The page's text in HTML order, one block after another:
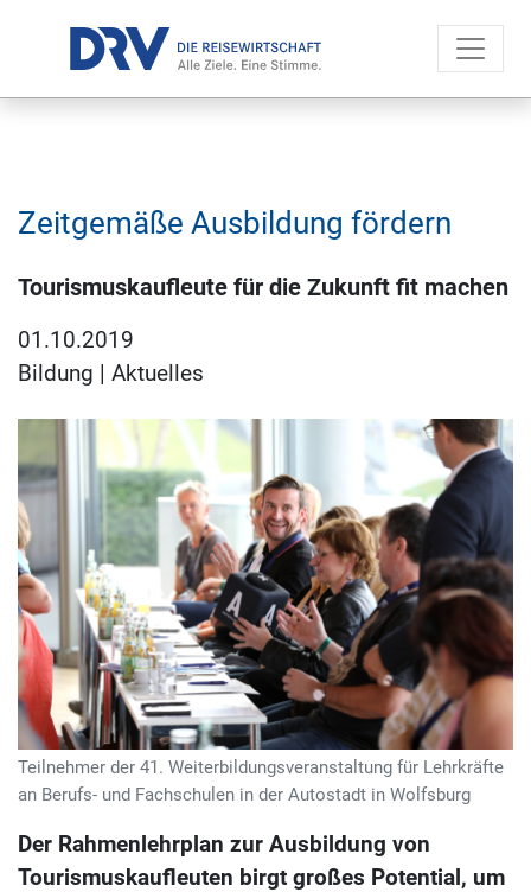
Zeitgemäße Ausbildung fördern
Tourismuskaufleute für die Zukunft fit machen
01.10.2019
Bildung | Aktuelles
Der Rahmenlehrplan zur Ausbildung von
Tourismuskaufleuten birgt großes Potential, um
Teilnehmer der 41. Weiterbildungsveranstaltung für Lehrkräfte
an Berufs- und Fachschulen in der Autostadt in Wolfsburg